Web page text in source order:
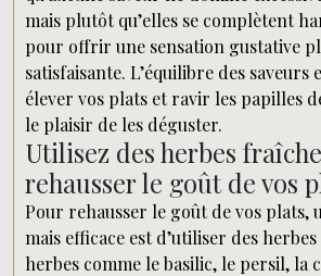
mais plutôt qu’elles se complètent
pour offrir une sensation gustative
satisfaisante. L’équilibre des saveurs
élever vos plats et ravir les papilles
le plaisir de les déguster.
Utilisez des herbes
rehausser le goût de vos
Pour rehausser le goût de vos plats,
mais efficace est d’utiliser des
herbes comme le basilic, le persil, la